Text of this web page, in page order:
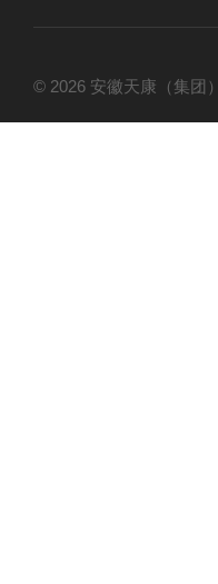
© 2026 安徽天康（集团